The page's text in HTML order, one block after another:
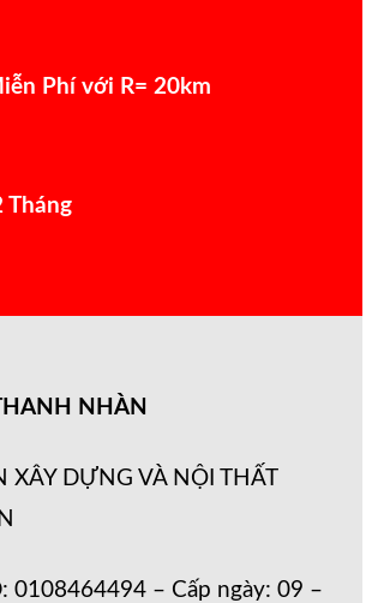
Phí với R= 20km
Tháng
NHÀN
XÂY DỰNG VÀ NỘI THẤT
0108464494 – Cấp ngày: 09 –